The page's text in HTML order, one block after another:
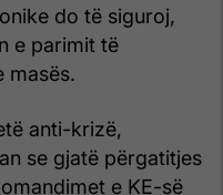
do të siguroj,
e parimit të
masës.
anti-krizë,
se gjatë përgatitjes
e KE-së